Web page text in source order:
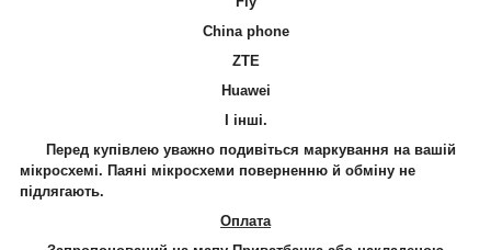
China phone
ZTE
Huawei
І інші.
Перед купівлею уважно подивіться маркування на вашій
мікросхемі. Паяні мікросхеми поверненню й обміну не
підлягають.
Оплата